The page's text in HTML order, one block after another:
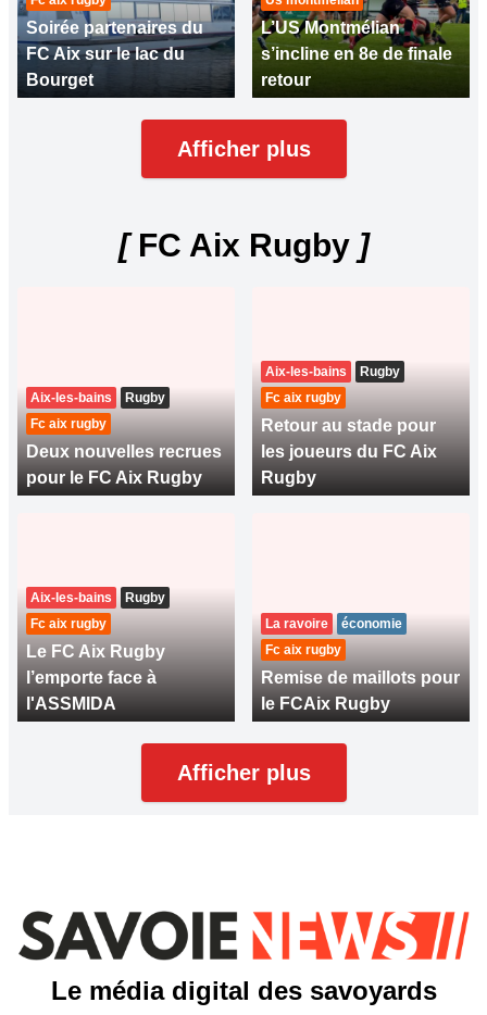
Soirée partenaires du
FC Aix sur le lac du
Bourget
L’US Montmélian
s’incline en 8e de finale
retour
Afficher plus
[FC Aix Rugby ]
Aix-les-bains
Rugby
Fc aix rugby
Deux nouvelles recrues
pour le FC Aix Rugby
Aix-les-bains
Rugby
Fc aix rugby
Retour au stade pour
les joueurs du FC Aix
Rugby
Aix-les-bains
Rugby
Fc aix rugby
Le FC Aix Rugby
l’emporte face à
l'ASSMIDA
La ravoire
économie
Fc aix rugby
Remise de maillots pour
le FCAix Rugby
Afficher plus
Le média digital des savoyards